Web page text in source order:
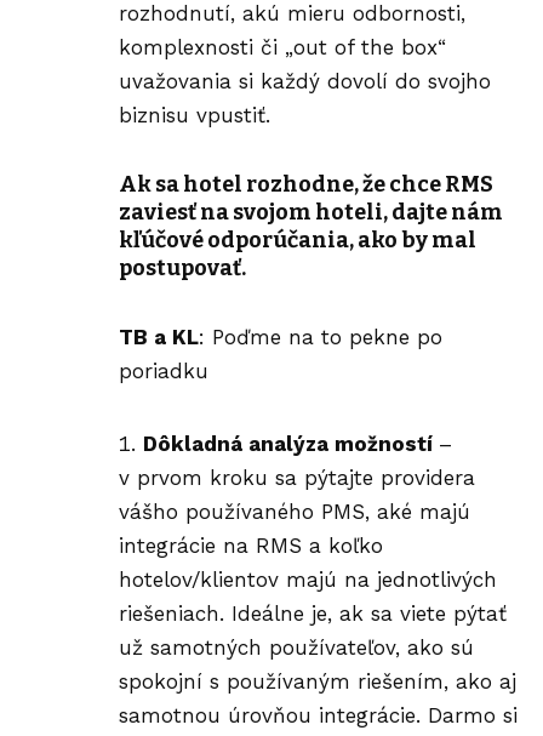
rozhodnutí, akú mieru odbornosti,
komplexnosti či „out of the box“
uvažovania si každý dovolí do svojho
biznisu vpustiť.
Ak sa hotel rozhodne, že chce RMS
zaviesť na svojom hoteli, dajte nám
kľúčové odporúčania, ako by mal
postupovať.
TB a KL: Poďme na to pekne po
poriadku
Dôkladná analýza možností –
v prvom kroku sa pýtajte providera
vášho používaného PMS, aké majú
integrácie na RMS a koľko
hotelov/klientov majú na jednotlivých
riešeniach. Ideálne je, ak sa viete pýtať
už samotných používateľov, ako sú
spokojní s používaným riešením, ako aj
samotnou úrovňou integrácie. Darmo si